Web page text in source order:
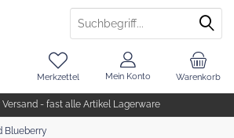
Versand - fast alle Artikel Lagerware
Warenkorb
Merkzettel Mein Konto
Blueberry